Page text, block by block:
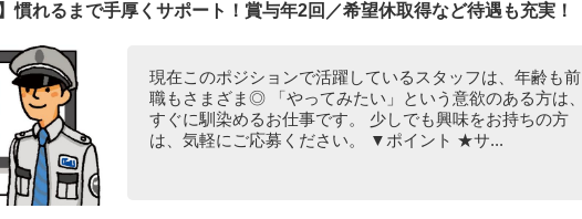
慣れるまで手厚くサポート！賞与年2回／希望休取得など待遇も充実！
現在このポジションで活躍しているスタッフは、年齢も前
職もさまざま◎ 「やってみたい」という意欲のある方は、
すぐに馴染めるお仕事です。 少しでも興味をお持ちの方
は、気軽にご応募ください。 ▼ポイント ★サ...